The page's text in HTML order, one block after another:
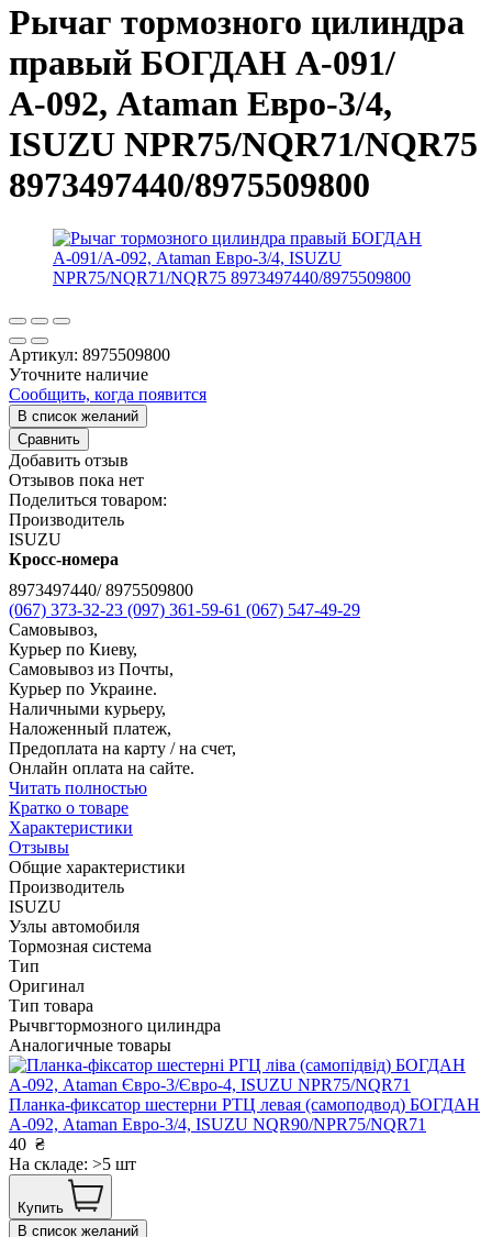
Рычаг тормозного цилиндра
правый БОГДАН А-091/
А-092, Ataman Евро-3/4,
ISUZU NPR75/NQR71/NQR75
8973497440/8975509800
Артикул: 8975509800
Уточните наличие
Сообщить, когда появится
В список желаний
Сравнить
Добавить отзыв
Отзывов пока нет
Поделиться товаром:
Производитель
ISUZU
Кросс-номера
8973497440/ 8975509800
(067) 373-32-23 (097) 361-59-61 (067) 547-49-29
Самовывоз,
Курьер по Киеву,
Самовывоз из Почты,
Курьер по Украине.
Наличными курьеру,
Наложенный платеж,
Предоплата на карту / на счет,
Онлайн оплата на сайте.
Читать полностью
Кратко о товаре
Характеристики
Отзывы
Общие характеристики
Производитель
ISUZU
Узлы автомобиля
Тормозная система
Тип
Оригинал
Тип товара
Рычвгтормозного цилиндра
Аналогичные товары
Планка-фиксатор шестерни РТЦ левая (самоподвод) БОГДАН
А-092, Ataman Евро-3/4, ISUZU NQR90/NPR75/NQR71
40 ₴
На складе: >5 шт
Купить
В список желаний